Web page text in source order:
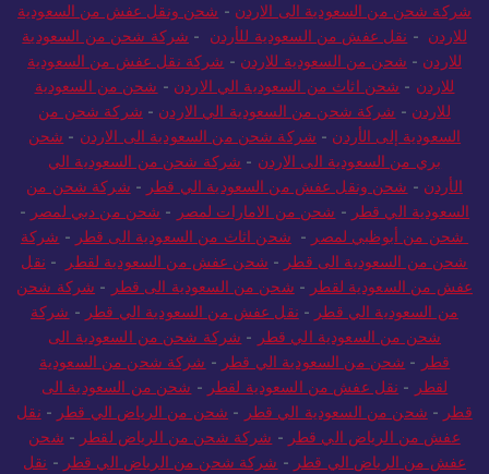
شركة شحن من السعودية الى الاردن - شحن ونقل عفش من السعودية
للاردن - نقل عفش من السعودية للأردن - شركة شحن من السعودية
للاردن - شحن من السعودية للاردن - شركة نقل عفش من السعودية
للاردن - شحن اثاث من السعودية الي الاردن - شحن من السعودية
للاردن - شركة شحن من السعودية الي الاردن - شركة شحن من
السعودية إلى الأردن - شركة شحن من السعودية الى الاردن - شحن
بري من السعودية الى الاردن - شركة شحن من السعودية الي
الأردن - شحن ونقل عفش من السعودية الي قطر - شركة شحن من
السعودية الي قطر - شحن من الامارات لمصر - شحن من دبي لمصر -
شحن من أبوظبي لمصر - شحن اثاث من السعودية الى قطر - شركة
شحن من السعودية الى قطر - شحن عفش من السعودية لقطر - نقل
عفش من السعودية لقطر - شحن من السعودية الى قطر - شركة شحن
من السعودية الي قطر - نقل عفش من السعودية الي قطر - شركة
شحن من السعودية الي قطر - شركة شحن من السعودية الى
قطر - شحن من السعودية الي قطر - شركة شحن من السعودية
لقطر - نقل عفش من السعودية لقطر - شحن من السعودية الى
قطر - شحن من السعودية الي قطر - شحن من الرياض الي قطر - نقل
عفش من الرياض الي قطر - شركة شحن من الرياض لقطر - شحن
عفش من الرياض الي قطر - شركة شحن من الرياض الي قطر - نقل